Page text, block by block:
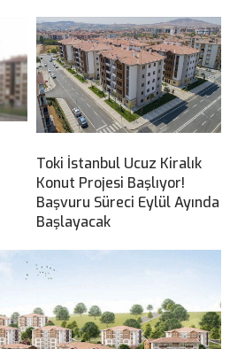
Toki İstanbul Ucuz Kiralık
Konut Projesi Başlıyor!
Başvuru Süreci Eylül Ayında
Başlayacak